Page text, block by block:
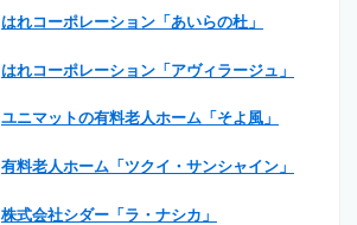
はれコーポレーション「あいらの杜」
はれコーポレーション「アヴィラージュ」
ユニマットの有料老人ホーム「そよ風」
有料老人ホーム「ツクイ・サンシャイン」
株式会社シダー「ラ・ナシカ」